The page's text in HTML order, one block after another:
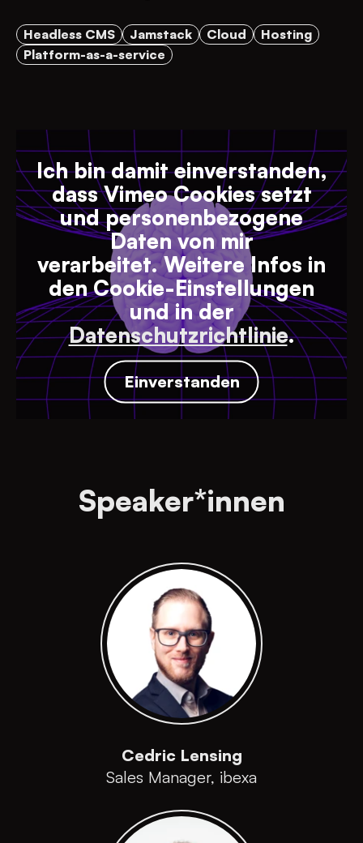
Headless CMS Jamstack Cloud
Hosting
Platform-as-a-service
Ich bin damit einverstanden,
dass Vimeo Cookies setzt
und personenbezogene
Daten von mir
verarbeitet. Weitere Infos in
den Cookie-Einstellungen
und in der
Datenschutzrichtlinie.
Einverstanden
Speaker*innen
Cedric Lensing
Sales Manager, ibexa